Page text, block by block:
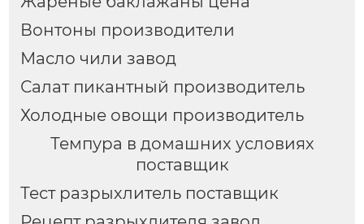
Вонтоны производители
Масло чили завод
Салат пикантный производитель
Холодные овощи производитель
Темпура в домашних условиях
поставщик
Тест разрыхлитель поставщик